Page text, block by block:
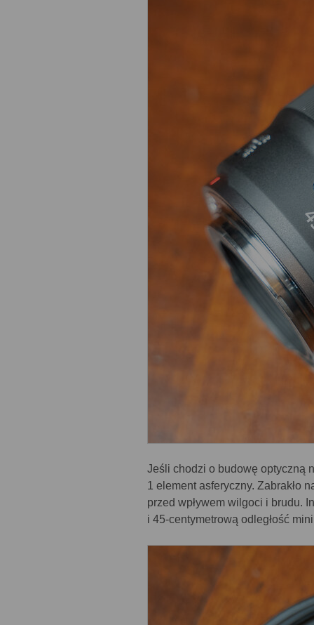
Jeśli chodzi o budowę optyczną
1 element asferyczny. Zabrakło
przed wpływem wilgoci i brudu.
i 45-centymetrową odległość